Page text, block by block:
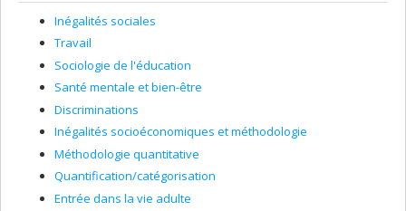
Inégalités sociales
Travail
Sociologie de l'éducation
Santé mentale et bien-être
Discriminations
Inégalités socioéconomiques et méthodologie
Méthodologie quantitative
Quantification/catégorisation
Entrée dans la vie adulte